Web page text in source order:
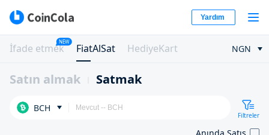
Yardım
İfade etmek
NEW
FiatAlSat HediyeKart NGN
Satın almak Satmak
BCH
Filtreler